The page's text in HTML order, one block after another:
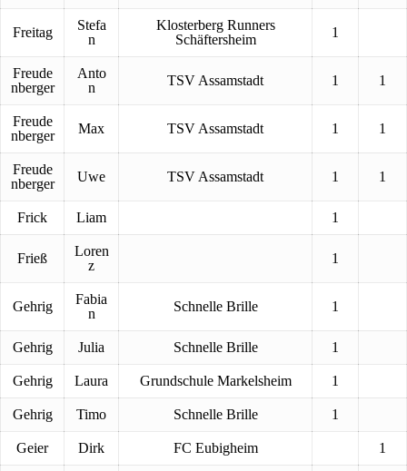
Freitag
Stefa
n
Klosterberg Runners
Schäftersheim
1
Freude
nberger
Anto
n
TSV Assamstadt 1 1
Freude
nberger
Max TSV Assamstadt 1 1
Freude
nberger
Uwe TSV Assamstadt 1 1
Frick Liam 1
Frieß
Loren
z
1
Gehrig
Fabia
n
Schnelle Brille 1
Gehrig Julia Schnelle Brille 1
Gehrig Laura Grundschule Markelsheim 1
Gehrig Timo Schnelle Brille 1
Geier Dirk FC Eubigheim 1